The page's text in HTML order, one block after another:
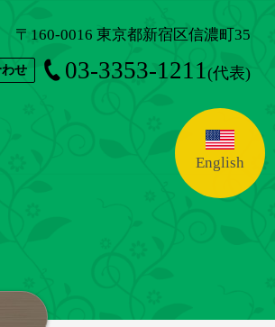
〒160-0016 東京都新宿区信濃町35
せ 03-3353-1211(代表)
English